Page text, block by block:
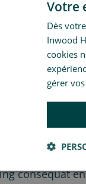
cillum
officia
ea
aliqua
consequat
Votre
Dès
Inwood
cookies
gérer